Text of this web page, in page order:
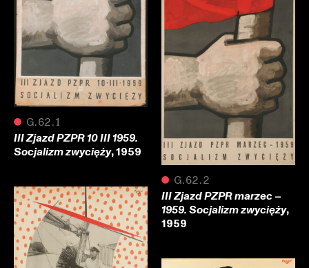
● G.62.1
III Zjazd PZPR 10 III 1959.
Socjalizm zwycięży, 1959
● G.62.2
III Zjazd PZPR marzec –
1959. Socjalizm zwycięży,
1959